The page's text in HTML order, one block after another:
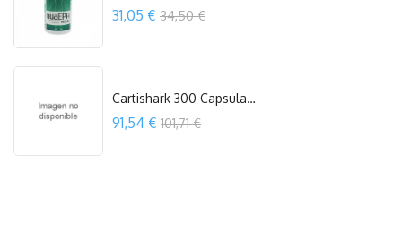
Precio
31,05 € 34,50 €
Cartishark 300 Capsulas Jellybell
Precio
91,54 € 101,71 €